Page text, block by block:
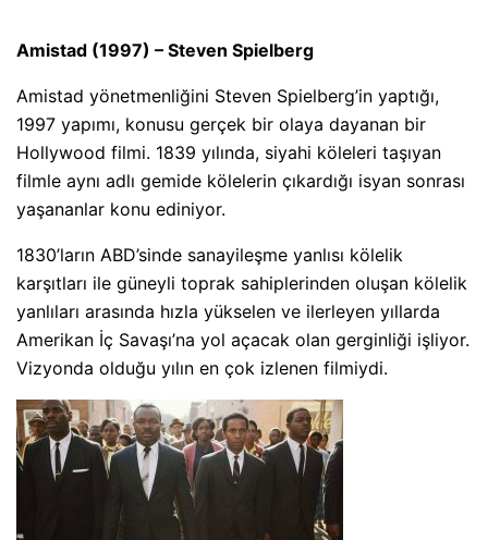
Amistad (1997) – Steven Spielberg
Amistad yönetmenliğini Steven Spielberg’in yaptığı,
1997 yapımı, konusu gerçek bir olaya dayanan bir
Hollywood filmi. 1839 yılında, siyahi köleleri taşıyan
filmle aynı adlı gemide kölelerin çıkardığı isyan sonrası
yaşananlar konu ediniyor.
1830’ların ABD’sinde sanayileşme yanlısı kölelik
karşıtları ile güneyli toprak sahiplerinden oluşan kölelik
yanlıları arasında hızla yükselen ve ilerleyen yıllarda
Amerikan İç Savaşı’na yol açacak olan gerginliği işliyor.
Vizyonda olduğu yılın en çok izlenen filmiydi.